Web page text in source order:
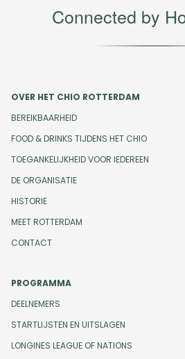
Connected by
OVER HET CHIO ROTTERDAM
BEREIKBAARHEID
FOOD & DRINKS TIJDENS HET CHIO
TOEGANKELIJKHEID VOOR IEDEREEN
DE ORGANISATIE
HISTORIE
MEET ROTTERDAM
CONTACT
PROGRAMMA
DEELNEMERS
STARTLIJSTEN EN UITSLAGEN
LONGINES LEAGUE OF NATIONS